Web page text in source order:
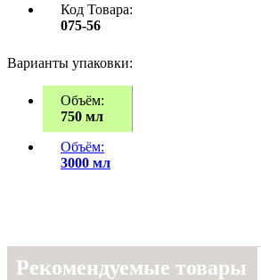
Код Товара:
075-56
Варианты упаковки:
Объём:
750 мл
Объём:
3000 мл
Рекомендуемые товары